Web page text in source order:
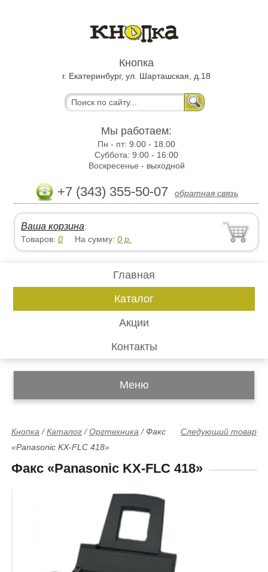
Кнопка
г. Екатеринбург, ул. Шарташская, д.18
Мы работаем:
Пн - пт:9.00 - 18.00
Суббота:9:00 - 16:00
Воскресенье - выходной
+7 (343) 355-50-07 обратная связь
Ваша корзина:
Товаров:0 На сумму:0 р.
Главная
Каталог
Акции
Контакты
Меню
Следующий товар
Кнопка /Каталог /Оргтехника / Факс
«Panasonic KX-FLC 418»
Факс «Panasonic KX-FLC 418»